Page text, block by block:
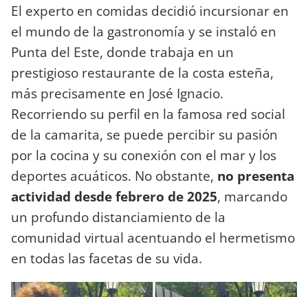
El experto en comidas decidió incursionar en
el mundo de la gastronomía y se instaló en
Punta del Este, donde trabaja en un
prestigioso restaurante de la costa esteña,
más precisamente en José Ignacio.
Recorriendo su perfil en la famosa red social
de la camarita, se puede percibir su pasión
por la cocina y su conexión con el mar y los
deportes acuáticos. No obstante, no presenta
actividad desde febrero de 2025, marcando
un profundo distanciamiento de la
comunidad virtual acentuando el hermetismo
en todas las facetas de su vida.